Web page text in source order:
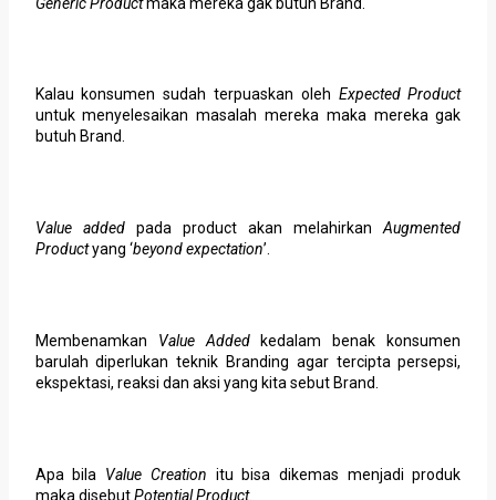
Kalau konsumen sudah terpuaskan oleh Expected Product
untuk menyelesaikan masalah mereka maka mereka gak
butuh Brand.
Value addedpada product akan melahirkanAugmented
Productyang ‘beyond expectation’.
Membenamkan Value Addedkedalam benak konsumen
barulah diperlukan teknik Branding agar tercipta persepsi,
ekspektasi, reaksi dan aksi yang kita sebut Brand.
Apa bila Value Creation itu bisa dikemas menjadi produk
maka disebutPotential Product.